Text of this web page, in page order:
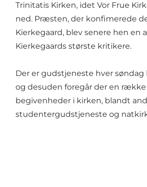
Trinitatis Kirken, idet Vor Frue
ned. Præsten, der konfimerede
Kierkegaard, blev senere hen en
Kierkegaards største kritikere.
Der er gudstjeneste hver søndag
og desuden foregår der en række
begivenheder i kirken, blandt
studentergudstjeneste og